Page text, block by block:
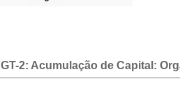
GT-2: Acumulação de Capital: